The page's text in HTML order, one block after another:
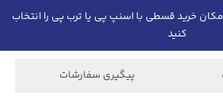
خرید قسطی با اسنپ پی یا ترب پی را انتخاب
کنید
پیگیری سفارشات